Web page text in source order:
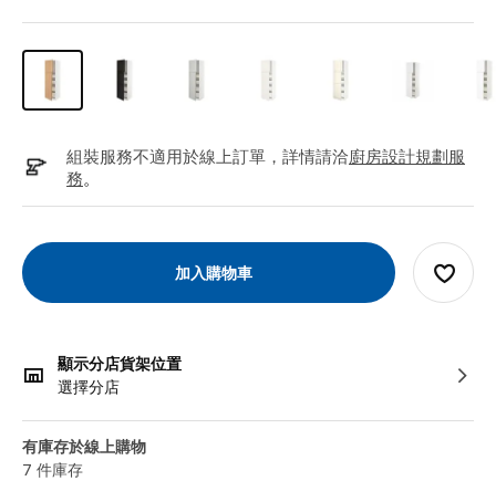
組裝服務不適用於線上訂單，詳情請洽廚房設計規劃服
務。
加入購物車
顯示分店貨架位置
選擇分店
有庫存於線上購物
7 件庫存